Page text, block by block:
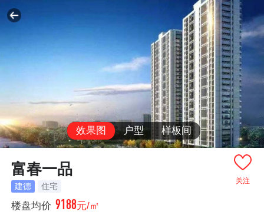
效果图 户型 样板间
关注
富春一品
建德 住宅
楼盘均价 9188元/㎡